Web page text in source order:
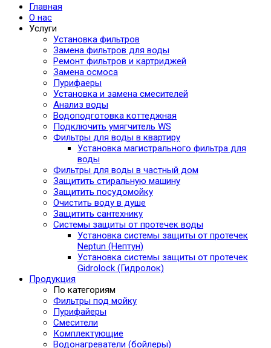
Главная
О нас
Услуги
Установка фильтров
Замена фильтров для воды
Ремонт фильтров и картриджей
Замена осмоса
Пурифаеры
Установка и замена смесителей
Анализ воды
Водоподготовка коттеджная
Подключить умягчитель WS
Фильтры для воды в квартиру
Установка магистрального фильтра для
воды
Фильтры для воды в частный дом
Защитить стиральную машину
Защитить посудомойку
Очистить воду в душе
Защитить сантехнику
Системы защиты от протечек воды
Установка системы защиты от протечек
Neptun (Нептун)
Установка системы защиты от протечек
Gidrolock (Гидролок)
Продукция
По категориям
Фильтры под мойку
Пурифайеры
Смесители
Комплектующие
Водонагреватели (бойлеры)